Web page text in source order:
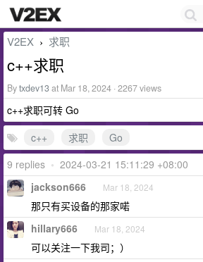
V2EX › 求职
c++求职
Bytxdev13at Mar 18, 2024 · 2267 views
c++求职可转 Go
c++
求职
Go
9 replies • 2024-03-21 15:11:29 +08:00
jackson666 Mar 18, 2024
那只有买设备的那家喏
hillary666 Mar 18, 2024
可以关注一下我司；）